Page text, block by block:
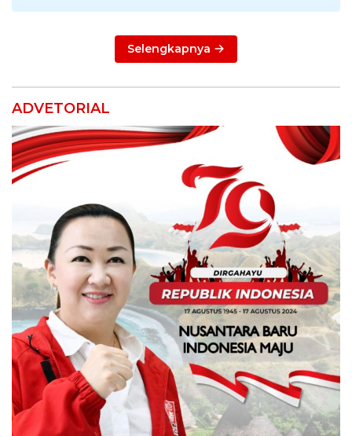
Selengkapnya
ADVETORIAL